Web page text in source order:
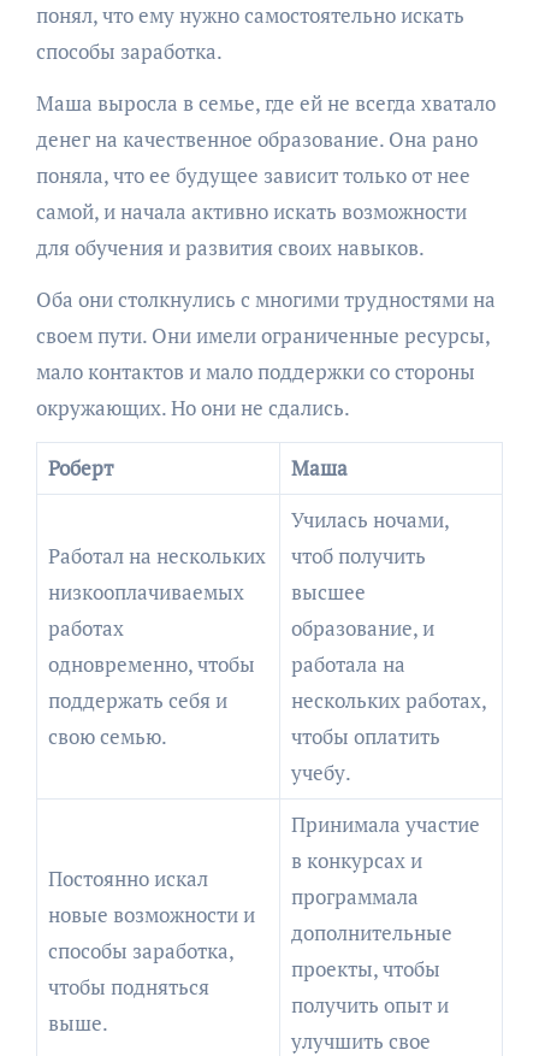
понял, что ему нужно самостоятельно искать
способы заработка.
Маша выросла в семье, где ей не всегда хватало
денег на качественное образование. Она рано
поняла, что ее будущее зависит только от нее
самой, и начала активно искать возможности
для обучения и развития своих навыков.
Оба они столкнулись с многими трудностями на
своем пути. Они имели ограниченные ресурсы,
мало контактов и мало поддержки со стороны
окружающих. Но они не сдались.
Роберт Маша
Работал на нескольких
низкооплачиваемых
работах
одновременно, чтобы
поддержать себя и
свою семью.
Училась ночами,
чтоб получить
высшее
образование, и
работала на
нескольких работах,
чтобы оплатить
учебу.
Постоянно искал
новые возможности и
способы заработка,
чтобы подняться
выше.
Принимала участие
в конкурсах и
программала
дополнительные
проекты, чтобы
получить опыт и
улучшить свое